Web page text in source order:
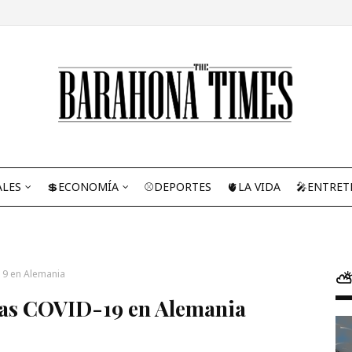
💲ECONOMÍA ⚾DEPORTES 🫀LA VIDA
en Alemania
COVID-19 en Alemania